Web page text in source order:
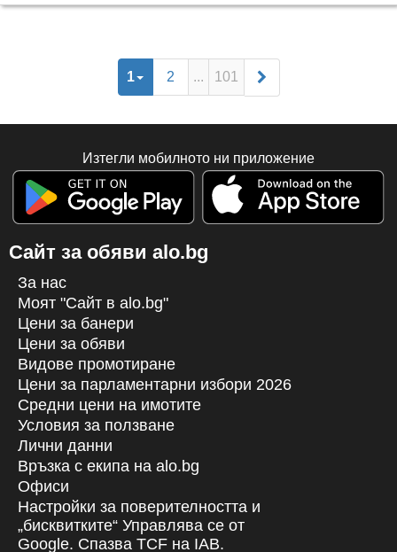
1 2 ... 101
Изтегли мобилното ни приложение
Сайт за обяви alo.bg
За нас
Моят "Сайт в alo.bg"
Цени за банери
Цени за обяви
Видове промотиране
Цени за парламентарни избори 2026
Средни цени на имотите
Условия за ползване
Лични данни
Връзка с екипa на alo.bg
Офиси
Настройки за поверителността и
„бисквитките“ Управлява се от
Google. Спазва TCF на IAB.